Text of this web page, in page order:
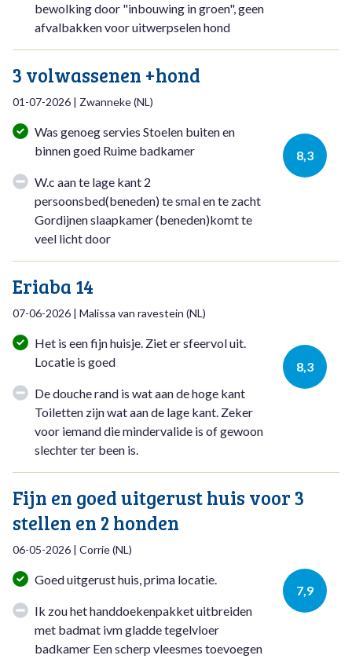
bewolking door "inbouwing in groen", geen
afvalbakken voor uitwerpselen hond
3 volwassenen +hond
01-07-2026 | Zwanneke(NL)
8,3
Was genoeg servies Stoelen buiten en
binnen goed Ruime badkamer
W.c aan te lage kant 2
persoonsbed(beneden) te smal en te zacht
Gordijnen slaapkamer (beneden)komt te
veel licht door
Eriaba 14
07-06-2026 | Malissa van ravestein (NL)
8,3
Het is een fijn huisje. Ziet er sfeervol uit.
Locatie is goed
De douche rand is wat aan de hoge kant
Toiletten zijn wat aan de lage kant. Zeker
voor iemand die mindervalide is of gewoon
slechter ter been is.
Fijn en goed uitgerust huis voor 3
stellen en 2 honden
06-05-2026 | Corrie(NL)
7,9
Goed uitgerust huis, prima locatie.
Ik zou het handdoekenpakket uitbreiden
met badmat ivm gladde tegelvloer
badkamer Een scherp vleesmes toevoegen